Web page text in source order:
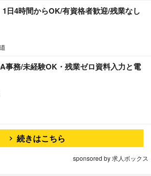
日4時間からOK/有資格者歓迎/残業なし
事務/未経験OK・残業ゼロ資料入力と電
続きはこちら
sponsored by 求人ボックス